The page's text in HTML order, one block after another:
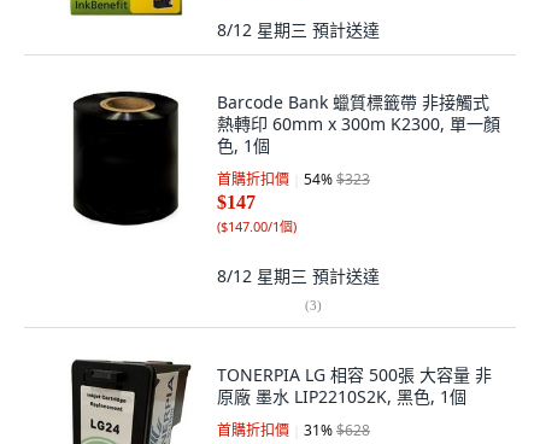
8/12 星期三 預計送達
Barcode Bank 蠟質標籤帶 非接觸式
熱轉印 60mm x 300m K2300, 單一顏
色, 1個
首購折扣價 54%$323
$147
($147.00/1個)
8/12 星期三 預計送達
(3)
TONERPIA LG 相容 500張 大容量 非
原廠 墨水 LIP2210S2K, 黑色, 1個
首購折扣價 31%$628